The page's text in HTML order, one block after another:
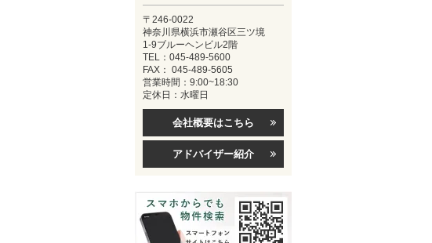
〒246-0022
神奈川県横浜市瀬谷区三ツ境
1-9ブルーヘンビル2階
TEL：045-489-5600
FAX： 045-489-5605
営業時間：9:00~18:30
定休日：水曜日
会社概要はこちら
アドバイザー紹介